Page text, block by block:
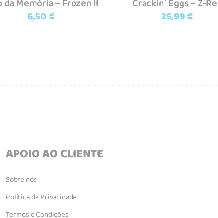
da Memória – Frozen II
6,50€
Crackin` Eggs – Z-
25,99€
APOIO AO CLIENTE
Sobre nós
Política de Privacidade
Termos e Condições